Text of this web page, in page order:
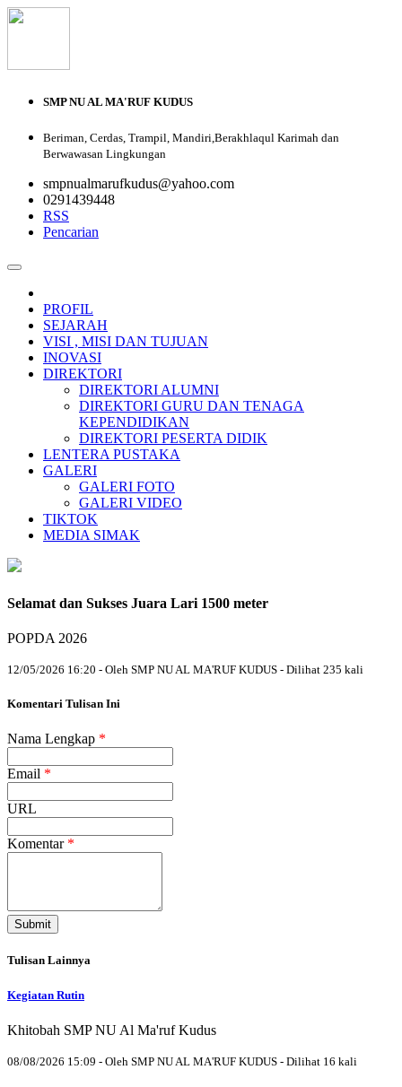
SMP NU AL MA'RUF KUDUS
Beriman, Cerdas, Trampil, Mandiri,Berakhlaqul Karimah dan
Berwawasan Lingkungan
smpnualmarufkudus@yahoo.com
0291439448
RSS
Pencarian
PROFIL
SEJARAH
VISI , MISI DAN TUJUAN
INOVASI
DIREKTORI
DIREKTORI ALUMNI
DIREKTORI GURU DAN TENAGA
KEPENDIDIKAN
DIREKTORI PESERTA DIDIK
LENTERA PUSTAKA
GALERI
GALERI FOTO
GALERI VIDEO
TIKTOK
MEDIA SIMAK
Selamat dan Sukses Juara Lari 1500 meter
POPDA 2026
12/05/2026 16:20 - Oleh SMP NU AL MA'RUF KUDUS - Dilihat 235 kali
Komentari Tulisan Ini
Nama Lengkap *
Email *
URL
Komentar *
Submit
Tulisan Lainnya
Kegiatan Rutin
Khitobah SMP NU Al Ma'ruf Kudus
08/08/2026 15:09 - Oleh SMP NU AL MA'RUF KUDUS - Dilihat 16 kali